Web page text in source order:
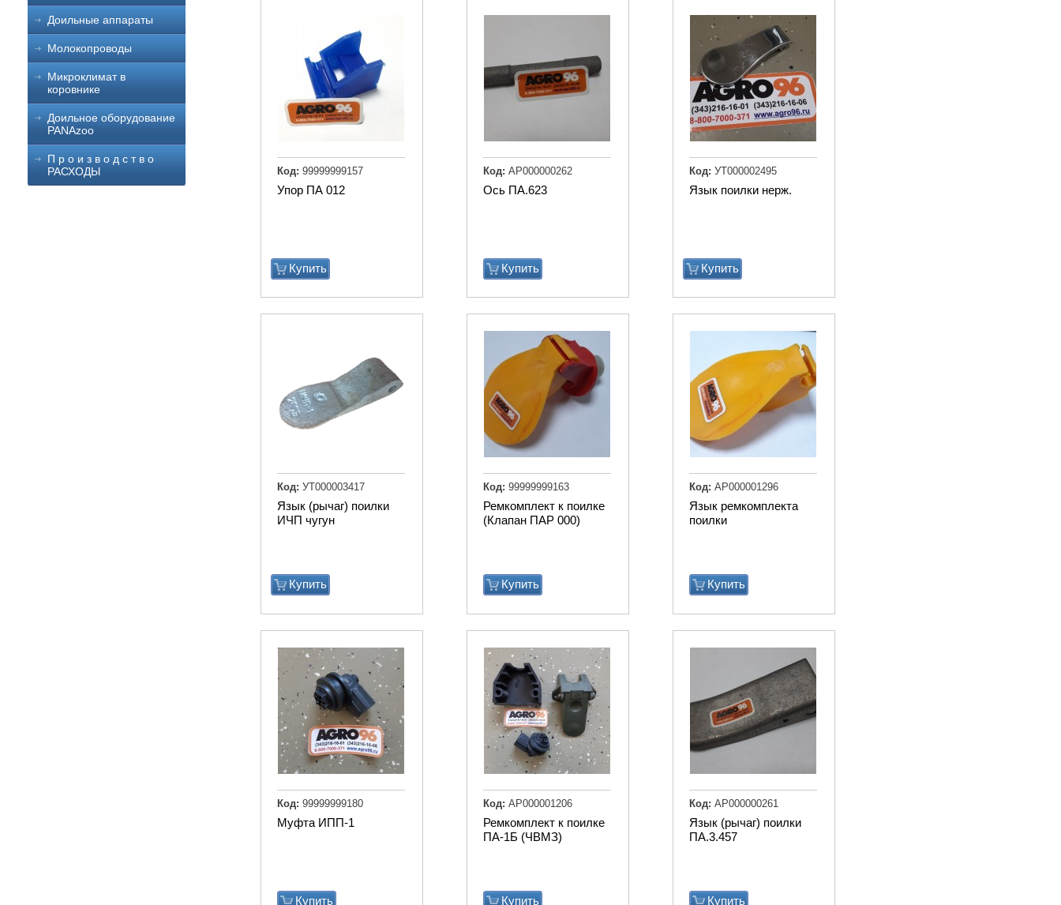
Доильные аппараты
Молокопроводы
Микроклимат в
коровнике
Доильное оборудование
PANAzoo
П р о и з в о д с т в о
РАСХОДЫ
Упор ПА 012
Купить
Код: 99999999157
Ось ПА.623
Купить
Код: АР000000262
Язык поилки нерж.
Купить
Код: УТ000002495
Язык (рычаг) поилки
ИЧП чугун
Купить
Код: УТ000003417
Ремкомплект к поилке
(Клапан ПАР 000)
Купить
Код: 99999999163
Язык ремкомплекта
поилки
Купить
Код: АР000001296
Муфта ИПП-1
Купить
Код: 99999999180
Ремкомплект к поилке
ПА-1Б (ЧВМЗ)
Купить
Код: АР000001206
Язык (рычаг) поилки
ПА.3.457
Купить
Код: АР000000261